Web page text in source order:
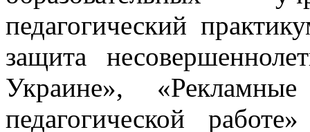
педагогический
защита
Украине»,
педагогической